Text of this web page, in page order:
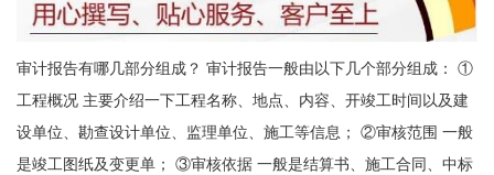
审计报告有哪几部分组成？ 审计报告一般由以下几个部分组成： ①
工程概况 主要介绍一下工程名称、地点、内容、开竣工时间以及建
设单位、勘查设计单位、监理单位、施工等信息； ②审核范围 一般
是竣工图纸及变更单； ③审核依据 一般是结算书、施工合同、中标